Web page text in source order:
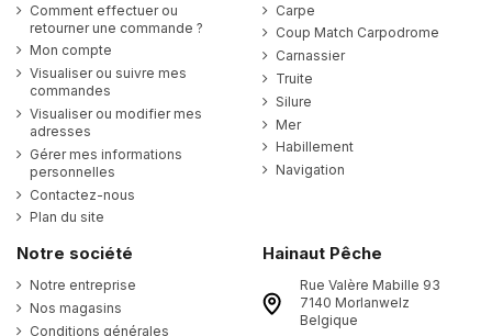
Comment effectuer ou
retourner une commande ?
Mon compte
Visualiser ou suivre mes
commandes
Visualiser ou modifier mes
adresses
Gérer mes informations
personnelles
Contactez-nous
Plan du site
Carpe
Coup Match Carpodrome
Carnassier
Truite
Silure
Mer
Habillement
Navigation
Notre société
Notre entreprise
Nos magasins
Conditions générales
Hainaut Pêche
Rue Valère Mabille 93
7140 Morlanwelz
Belgique